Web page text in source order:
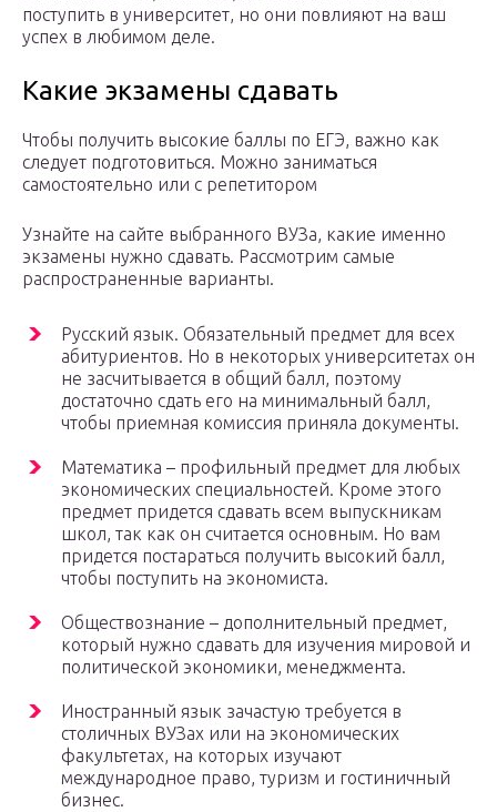
поступить в университет, но они повлияют на ваш
успех в любимом деле.
Какие экзамены сдавать
Чтобы получить высокие баллы по ЕГЭ, важно как
следует подготовиться. Можно заниматься
самостоятельно или с репетитором
Узнайте на сайте выбранного ВУЗа, какие именно
экзамены нужно сдавать. Рассмотрим самые
распространенные варианты.
Русский язык. Обязательный предмет для всех
абитуриентов. Но в некоторых университетах он
не засчитывается в общий балл, поэтому
достаточно сдать его на минимальный балл,
чтобы приемная комиссия приняла документы.
Математика – профильный предмет для любых
экономических специальностей. Кроме этого
предмет придется сдавать всем выпускникам
школ, так как он считается основным. Но вам
придется постараться получить высокий балл,
чтобы поступить на экономиста.
Обществознание – дополнительный предмет,
который нужно сдавать для изучения мировой и
политической экономики, менеджмента.
Иностранный язык зачастую требуется в
столичных ВУЗах или на экономических
факультетах, на которых изучают
международное право, туризм и гостиничный
бизнес.